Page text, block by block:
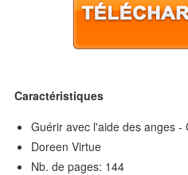
Caractéristiques
Guérir avec l'aide des anges -
Doreen Virtue
Nb. de pages: 144